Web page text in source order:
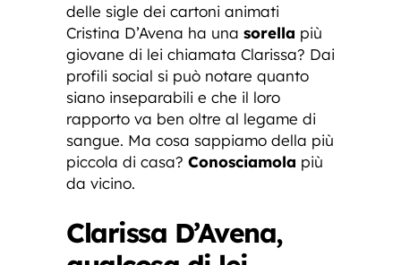
delle sigle dei cartoni animati
Cristina D’Avena ha una sorella più
giovane di lei chiamata Clarissa? Dai
profili social si può notare quanto
siano inseparabili e che il loro
rapporto va ben oltre al legame di
sangue. Ma cosa sappiamo della più
piccola di casa? Conosciamola più
da vicino.
Clarissa D’Avena,